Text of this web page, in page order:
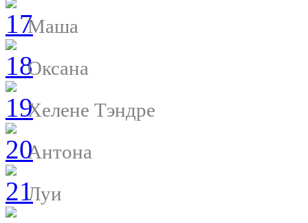
Маша
Оксана
Хелене Тэндре
Антона
Луи